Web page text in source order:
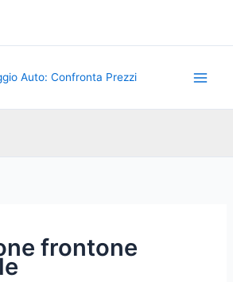
Auto: Confronta Prezzi
frontone